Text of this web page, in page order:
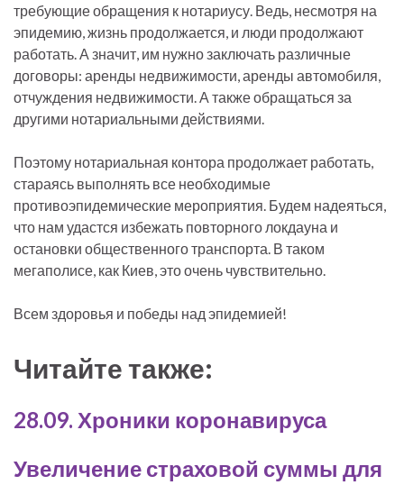
требующие обращения к нотариусу. Ведь, несмотря на
эпидемию, жизнь продолжается, и люди продолжают
работать. А значит, им нужно заключать различные
договоры: аренды недвижимости, аренды автомобиля,
отчуждения недвижимости. А также обращаться за
другими нотариальными действиями.
Поэтому нотариальная контора продолжает работать,
стараясь выполнять все необходимые
противоэпидемические мероприятия. Будем надеяться,
что нам удастся избежать повторного локдауна и
остановки общественного транспорта. В таком
мегаполисе, как Киев, это очень чувствительно.
Всем здоровья и победы над эпидемией!
Читайте также:
28.09. Хроники коронавируса
Увеличение страховой суммы для